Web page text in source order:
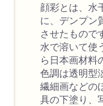
顔彩とは、水
に、デンプン
させたもので
水で溶いて使
ら日本画材料
色調は透明型
繊細画などの
具の下塗り、